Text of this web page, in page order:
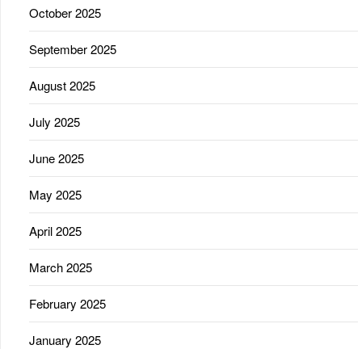
October 2025
September 2025
August 2025
July 2025
June 2025
May 2025
April 2025
March 2025
February 2025
January 2025